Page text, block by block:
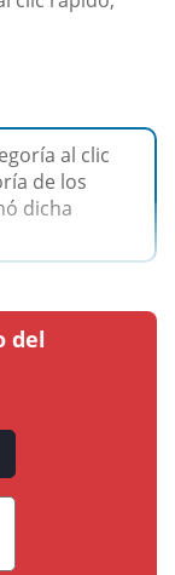
al clic
de los
dicha
del